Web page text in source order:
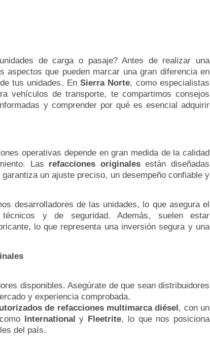
de carga o pasaje? Antes de realizar una
aspectos que pueden marcar una gran diferencia en
tus unidades. En Sierra Norte, como especialistas
vehículos de transporte, te compartimos consejos
y comprender por qué es esencial adquirir
operativas depende en gran medida de la calidad
Las refacciones originalesestán diseñadas
un ajuste preciso, un desempeño confiable y
desarrolladores de las unidades, lo que asegura el
y de seguridad. Además, suelen estar
lo que representa una inversión segura y una
disponibles. Asegúrate de que sean distribuidores
y experiencia comprobada.
de refacciones multimarca diésel , con un
International y Fleetrite, lo que nos posiciona
del país.